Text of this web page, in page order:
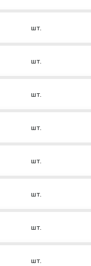
шт.
шт.
шт.
шт.
шт.
шт.
шт.
шт.